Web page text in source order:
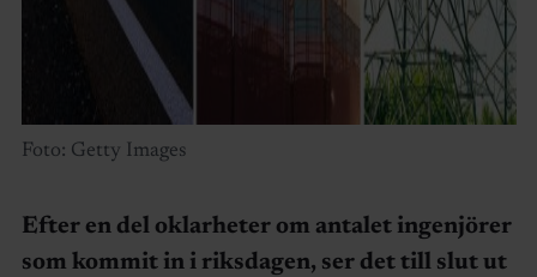
Foto: Getty Images
Efter en del oklarheter om antalet ingenjörer
som kommit in i riksdagen, ser det till slut ut